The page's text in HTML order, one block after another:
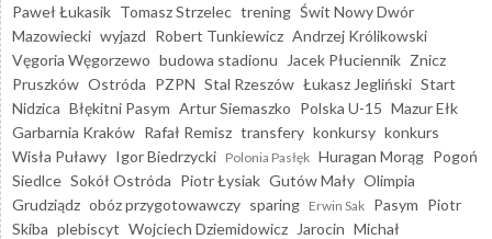
Paweł Łukasik Tomasz Strzelec trening Świt Nowy Dwór
Mazowiecki wyjazd Robert Tunkiewicz Andrzej Królikowski
Vęgoria Węgorzewo budowa stadionu Jacek Płuciennik Znicz
Pruszków Ostróda PZPN Stal Rzeszów Łukasz Jegliński Start
Nidzica Błękitni Pasym Artur Siemaszko Polska U-15 Mazur Ełk
Garbarnia Kraków Rafał Remisz transfery konkursy konkurs
Wisła Puławy Igor Biedrzycki Polonia Pasłęk Huragan Morąg Pogoń
Siedlce Sokół Ostróda Piotr Łysiak Gutów Mały Olimpia
Grudziądz obóz przygotowawczy sparing Erwin Sak Pasym Piotr
Skiba plebiscyt Wojciech Dziemidowicz Jarocin Michał